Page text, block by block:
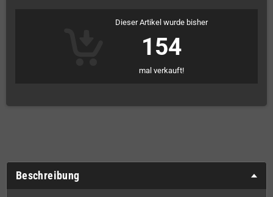
Dieser Artikel wurde bisher
154
mal verkauft!
Beschreibung